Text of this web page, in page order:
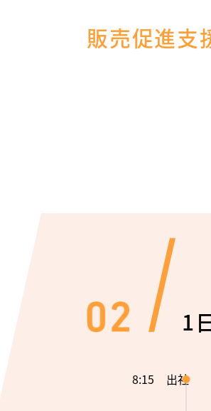
販売促進支
1
8:15 出社